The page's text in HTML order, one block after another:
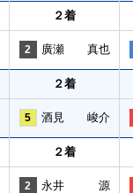
２着
2 廣瀬 真也
２着
5 酒見 峻介
２着
2 永井 源